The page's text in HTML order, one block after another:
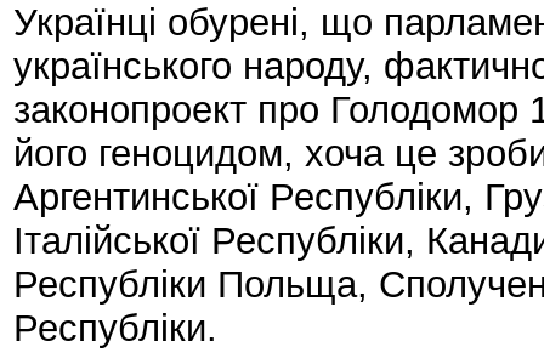
Українці обурені, що
українського народу,
законопроект про Голодомор
його геноцидом, хоча це
Аргентинської Республіки,
Італійської Республіки,
Республіки Польща,
Республіки.